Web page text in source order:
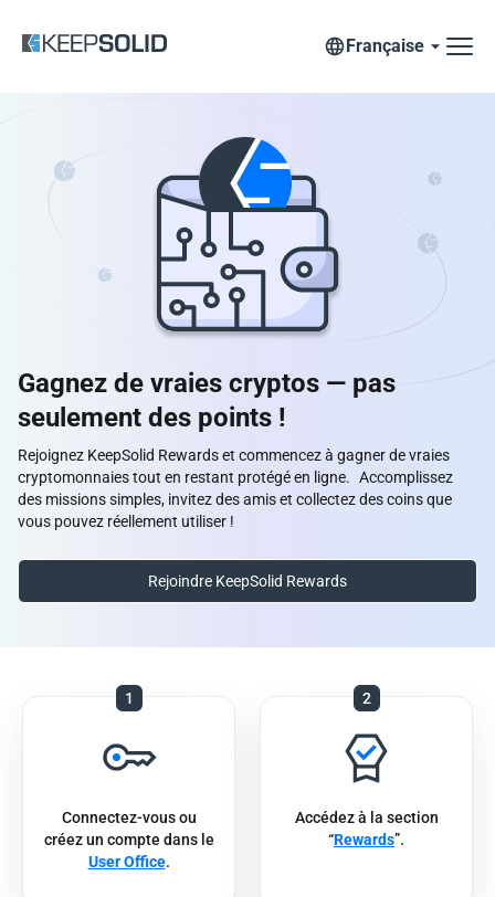
Française
Gagnez de vraies cryptos — pas
seulement des points !
Rejoignez KeepSolid Rewards et commencez à gagner de vraies
cryptomonnaies tout en restant protégé en ligne. Accomplissez
des missions simples, invitez des amis et collectez des coins que
vous pouvez réellement utiliser !
Rejoindre KeepSolid Rewards
1
Connectez-vous ou
créez un compte dans le
User Office.
2
Accédez à la section
“Rewards”.